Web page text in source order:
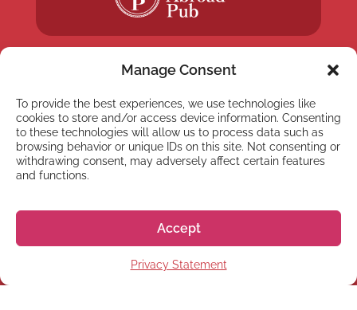
Manage Consent
To provide the best experiences, we use technologies like
cookies to store and/or access device information. Consenting
to these technologies will allow us to process data such as
browsing behavior or unique IDs on this site. Not consenting or
withdrawing consent, may adversely affect certain features
and functions.
Accept
Privacy Statement
NYHETSBREV
Anmäl dig till vårt
nyhetsbrev
Prenumerera